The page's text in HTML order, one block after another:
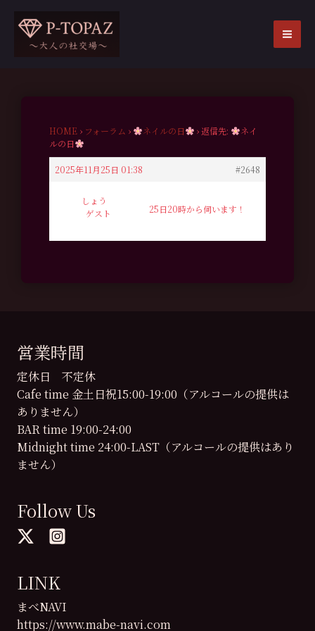
HOME › フォーラム › ネイルの日 › 返信先:
ネイ
ルの日
2025年11月25日 01:38 #2648
しょう
ゲスト
25日20時から伺います！
営業時間
定休日 不定休
Cafe time 金土日祝15:00-19:00（アルコールの提供は
ありません）
BAR time 19:00-24:00
Midnight time 24:00-LAST（アルコールの提供はあり
ません）
Follow Us
LINK
まべNAVI
https://www.mabe-navi.com